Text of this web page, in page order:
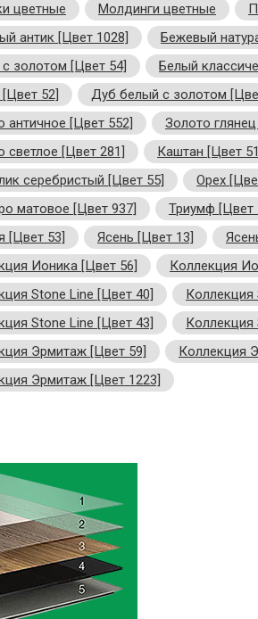
цветные Молдинги цветные
антик [Цвет 1028]
Бежевый
золотом [Цвет 54]
Белый
52]
Дуб белый с золотом
античное [Цвет 552]
Золото
светлое [Цвет 281]
Каштан [Цвет
серебристый [Цвет 55]
Орех
матовое [Цвет 937]
Триумф [Цвет
[Цвет 53]
Ясень [Цвет 13]
Ионика [Цвет 56]
Коллекция
Stone Line [Цвет 40]
Коллекция
Stone Line [Цвет 43]
Коллекция
Эрмитаж [Цвет 59]
Коллекция
Эрмитаж [Цвет 1223]